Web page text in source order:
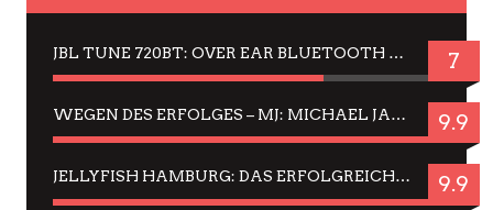
JBL TUNE 720BT: OVER EAR BLUETOOTH KOPFHÖRER UM DIE 50,-€ IM DAUER-TEST 7
WEGEN DES ERFOLGES – MJ: MICHAEL JACKSON MUSICAL IN EINER MATINEE SEHEN 9.9
JELLYFISH HAMBURG: DAS ERFOLGREICHE SOMMER-MENÜ 2025 IN GEFÜHLEN UND BILDERN 9.9